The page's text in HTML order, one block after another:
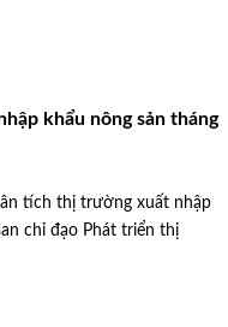
khẩu nông sản tháng
tích thị trường xuất nhập
chỉ đạo Phát triển thị